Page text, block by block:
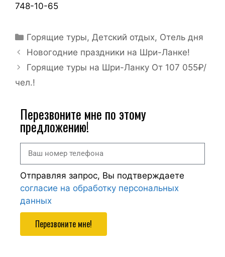
748-10-65
Горящие туры,Детский отдых, Отель дня
Новогодние праздники на Шри-Ланке!
Горящие туры на Шри-Ланку От 107 055₽/
чел.!
Перезвоните мне по этому
предложению!
Отправляя запрос, Вы подтверждаете
согласие на обработку персональных
данных
Перезвоните мне!